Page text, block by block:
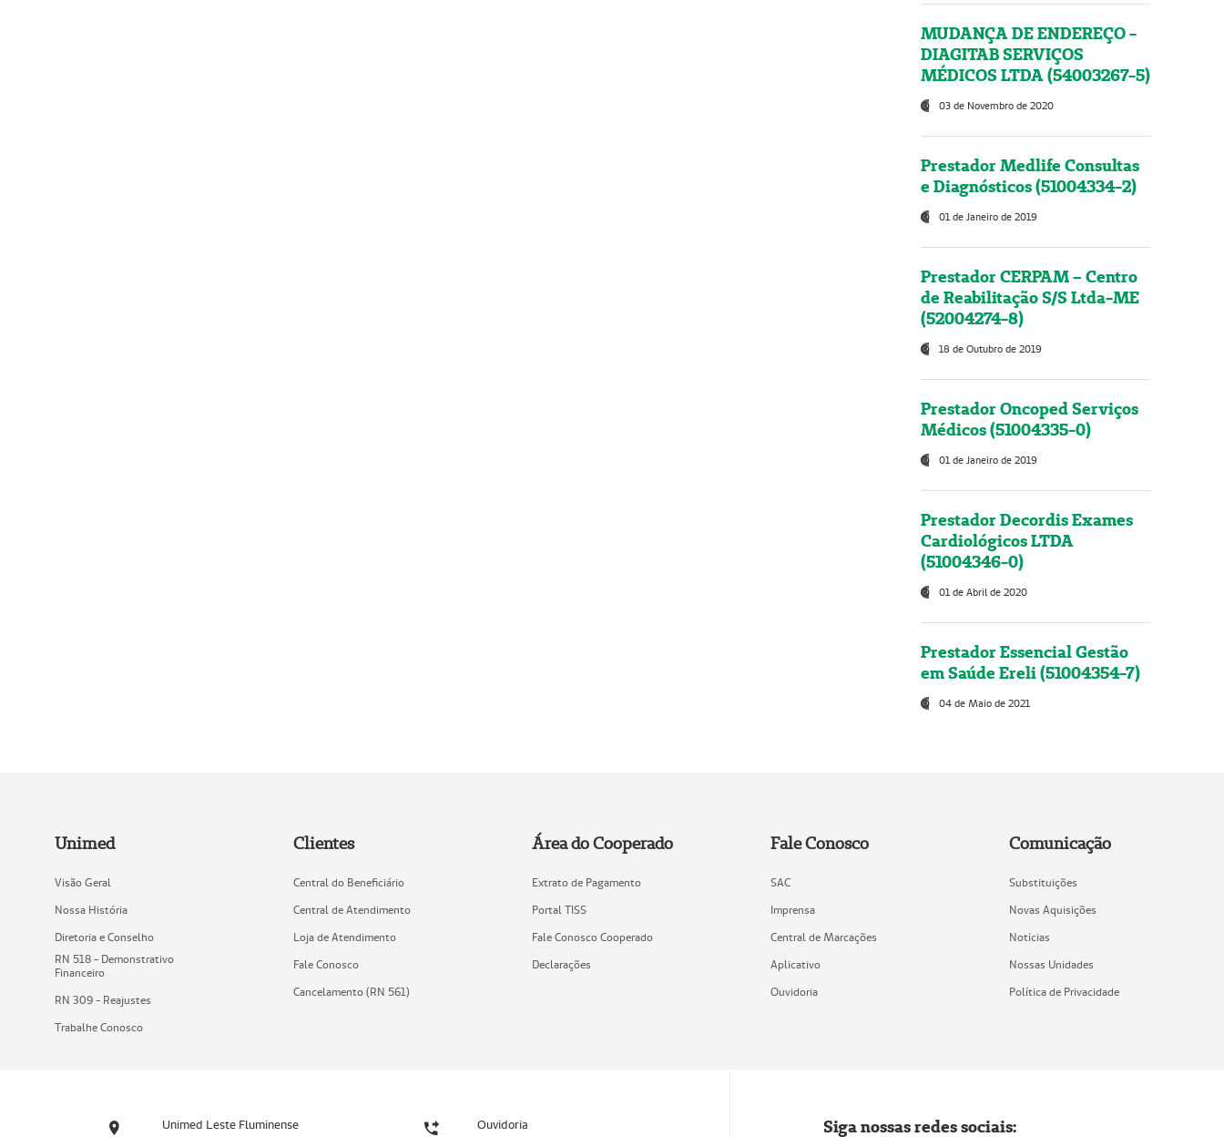
MUDANÇA DE ENDEREÇO -
DIAGITAB SERVIÇOS
MÉDICOS LTDA (54003267-5)
03 de Novembro de 2020
Prestador Medlife Consultas
e Diagnósticos (51004334-2)
01 de Janeiro de 2019
Prestador CERPAM – Centro
de Reabilitação S/S Ltda-ME
(52004274-8)
18 de Outubro de 2019
Prestador Oncoped Serviços
Médicos (51004335-0)
01 de Janeiro de 2019
Prestador Decordis Exames
Cardiológicos LTDA
(51004346-0)
01 de Abril de 2020
Prestador Essencial Gestão
em Saúde Ereli (51004354-7)
04 de Maio de 2021
Unimed
Visão Geral
Nossa História
Diretoria e Conselho
RN 518 - Demonstrativo
Financeiro
RN 309 - Reajustes
Trabalhe Conosco
Clientes
Central do Beneficiário
Central de Atendimento
Loja de Atendimento
Fale Conosco
Cancelamento (RN 561)
Área do Cooperado
Extrato de Pagamento
Portal TISS
Fale Conosco Cooperado
Declarações
Fale Conosco
SAC
Imprensa
Central de Marcações
Aplicativo
Ouvidoria
Comunicação
Substituições
Novas Aquisições
Notícias
Nossas Unidades
Política de Privacidade
Unimed Leste Fluminense Ouvidoria Siga nossas redes sociais: